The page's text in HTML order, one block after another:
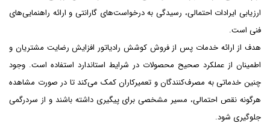
ارزیابی ایرادات احتمالی، رسیدگی به درخواست‌های گارانتی و ارائه راهنمایی‌های
فنی است.
هدف از ارائه خدمات پس از فروش کوشش رادیاتور افزایش رضایت مشتریان و
اطمینان از عملکرد صحیح محصولات در شرایط استاندارد استفاده است. وجود
چنین خدماتی به مصرف‌کنندگان و تعمیرکاران کمک می‌کند تا در صورت مشاهده
هرگونه نقص احتمالی، مسیر مشخصی برای پیگیری داشته باشند و از سردرگمی
جلوگیری شود.